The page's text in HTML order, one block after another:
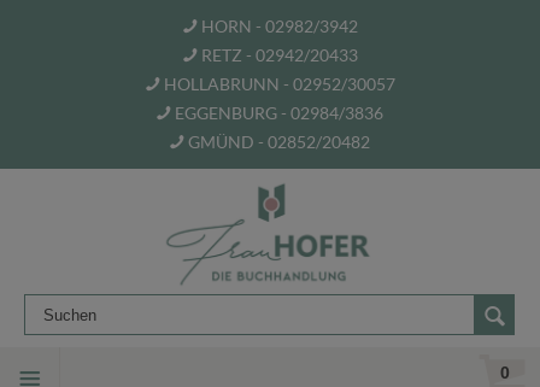
HORN - 02982/3942
RETZ - 02942/20433
HOLLABRUNN - 02952/30057
EGGENBURG - 02984/3836
GMÜND - 02852/20482
0